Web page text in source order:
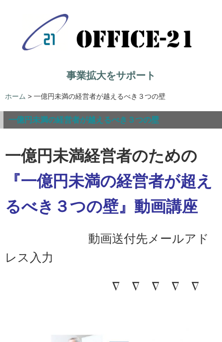
事業拡大をサポート
ホーム > 一億円未満の経営者が越えるべき３つの壁
一億円未満の経営者が越えるべき３つの壁
一億円未満経営者のための
『一億円未満の経営者が超え
るべき３つの壁』 動画講座
動画送付先メールアド
レス入力
∇ ∇ ∇ ∇ ∇